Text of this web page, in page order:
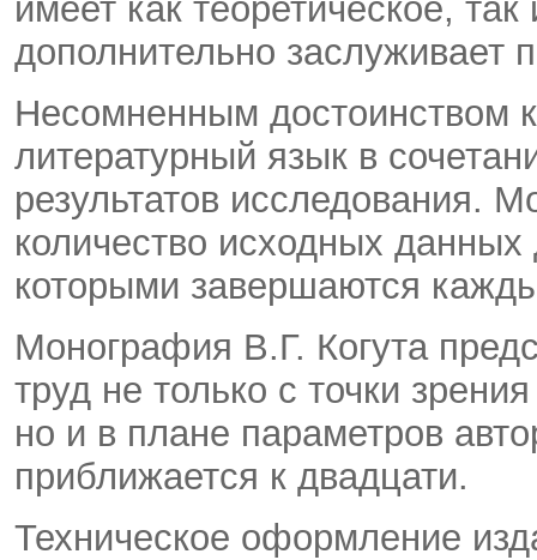
имеет как теоретическое,
дополнительно заслуживает
Несомненным достоинством
литературный язык в
результатов исследования.
количество исходных
которыми завершаются
Монография В.Г. Когута
труд не только с точки
но и в плане параметров
приближается к двадцати.
Техническое оформление